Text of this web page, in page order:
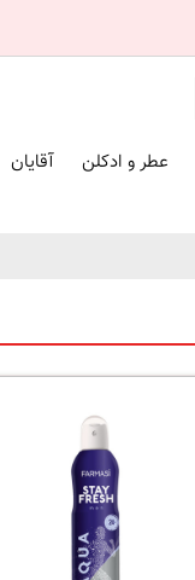
عطر و ادکلن آقایان